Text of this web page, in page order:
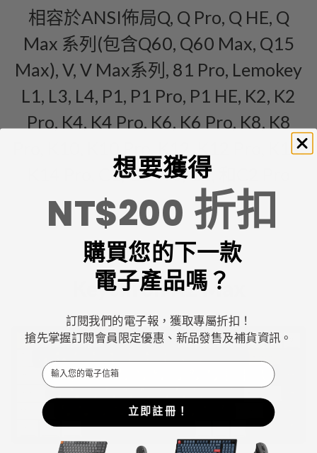
相容於ANSI佈局Q, Q Pro, Q HE, Q
Max 系列(包含Q60, Q60 Max, Q15
Max), V, V Max系列, 81 Pro, Lemokey
L1, L3, L4, P1, P1 Pro, P1 HE, K2, K2
Pro, K4, K4 Pro, K6, K6 Pro, K8, K8
Pro, K10, K10 Pro, K12, K12 Pro, K14,
K14 Pro, C1, C1 Pro, C2, 和C2 Pro
Keychron K2 Max
想要獲得
NT$200 折扣
購買您的下一款
電子產品嗎？
訂閱我們的電子報，獲取專屬折扣！
搶先掌握訂閱會員限定優惠、新品發售及補貨資訊。
Email
立即註冊！